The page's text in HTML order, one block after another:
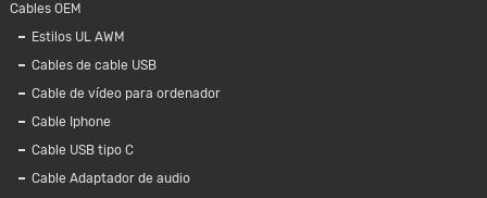
Cables OEM
Estilos UL AWM
Cables de cable USB
Cable de vídeo para ordenador
Cable Iphone
Cable USB tipo C
Cable Adaptador de audio